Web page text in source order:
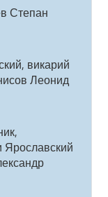
Степан
викарий
Леонид
Ярославский